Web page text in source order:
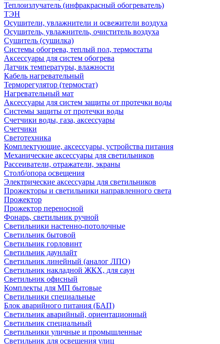
Теплоизлучатель (инфракрасный обогреватель)
ТЭН
Осушители, увлажнители и освежители воздуха
Осушитель, увлажнитель, очиститель воздуха
Сушитель (сушилка)
Системы обогрева, теплый пол, термостаты
Аксессуары для систем обогрева
Датчик температуры, влажности
Кабель нагревательный
Терморегулятор (термостат)
Нагревательный мат
Аксессуары для систем защиты от протечки воды
Системы защиты от протечки воды
Счетчики воды, газа, аксессуары
Счетчики
Светотехника
Комплектующие, аксессуары, устройства питания
Механические аксессуары для светильников
Рассеиватели, отражатели, экраны
Столб/опора освещения
Электрические аксессуары для светильников
Прожекторы и светильники направленного света
Прожектор
Прожектор переносной
Фонарь, светильник ручной
Светильники настенно-потолочные
Светильник бытовой
Светильник горловинт
Светильник даунлайт
Светильник линейный (аналог ЛПО)
Светильник накладной ЖКХ, для саун
Светильник офисный
Комплекты для МП бытовые
Светильники специальные
Блок аварийного питания (БАП)
Светильник аварийный, ориентационный
Светильник специальный
Светильники уличные и промышленные
Светильник для освещения улиц